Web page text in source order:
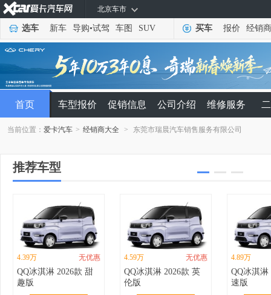
北京车市
选车 新车 导购•试驾 车图 SUV 买车 报价 经销商
首页 车型报价 促销信息 公司介绍 维修服务
当前位置：爱卡汽车 > 经销商大全 > 东莞市瑞晨汽车销售服务有限公司
推荐车型
4.39万 无优惠
QQ冰淇淋 2026款 甜
趣版
4.59万 无优惠
QQ冰淇淋 2026款 英
伦版
4.89万
QQ冰淇淋
速版